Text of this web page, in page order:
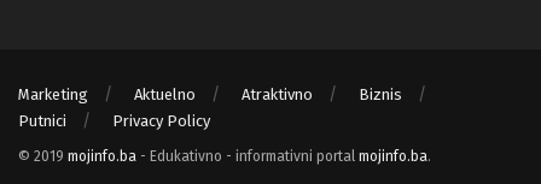
Marketing Aktuelno Atraktivno
Biznis
Putnici
Privacy Policy
© 2019 mojinfo.ba - Edukativno - informativni portal mojinfo.ba.